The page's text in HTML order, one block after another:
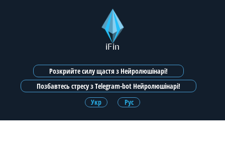
iFin
Розкрийте силу щастя з Нейролюшінарі!
Позбавтесь стресу з Telegram-bot Нейролюшінарі!
Укр
Рус